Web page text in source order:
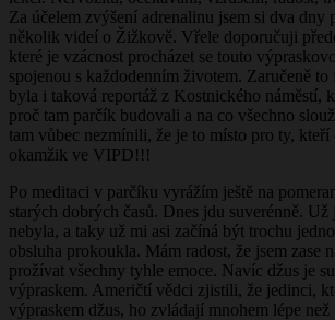
Za účelem zvýšení adrenalinu jsem si dva dny
několik videí o Žižkově. Vřele doporučuji
které je vzácnost procházet se touto
spojenou s každodenním životem. Zaručeně
byla i taková reportáž z Kostnického náměstí,
proč tam parčík budovali a na co všechno
tam vůbec nezmínili, že je to místo pro ty, kteří
okamžik ve VIPD!!!
Po meditaci v parčíku vyrážím ještě na
starých dobrých časů. Dnes jdu suverénně. Už
nebyla, a taky už mi asi začíná být trochu
obsluha prokoukla. Mám radost, že jsem zase
prožívat všechny tyhle emoce. Navíc džus je
výpraskem. Američtí vědci zjistili, že jedinci,
výpraskem džus, ho zvládají mnohem lépe